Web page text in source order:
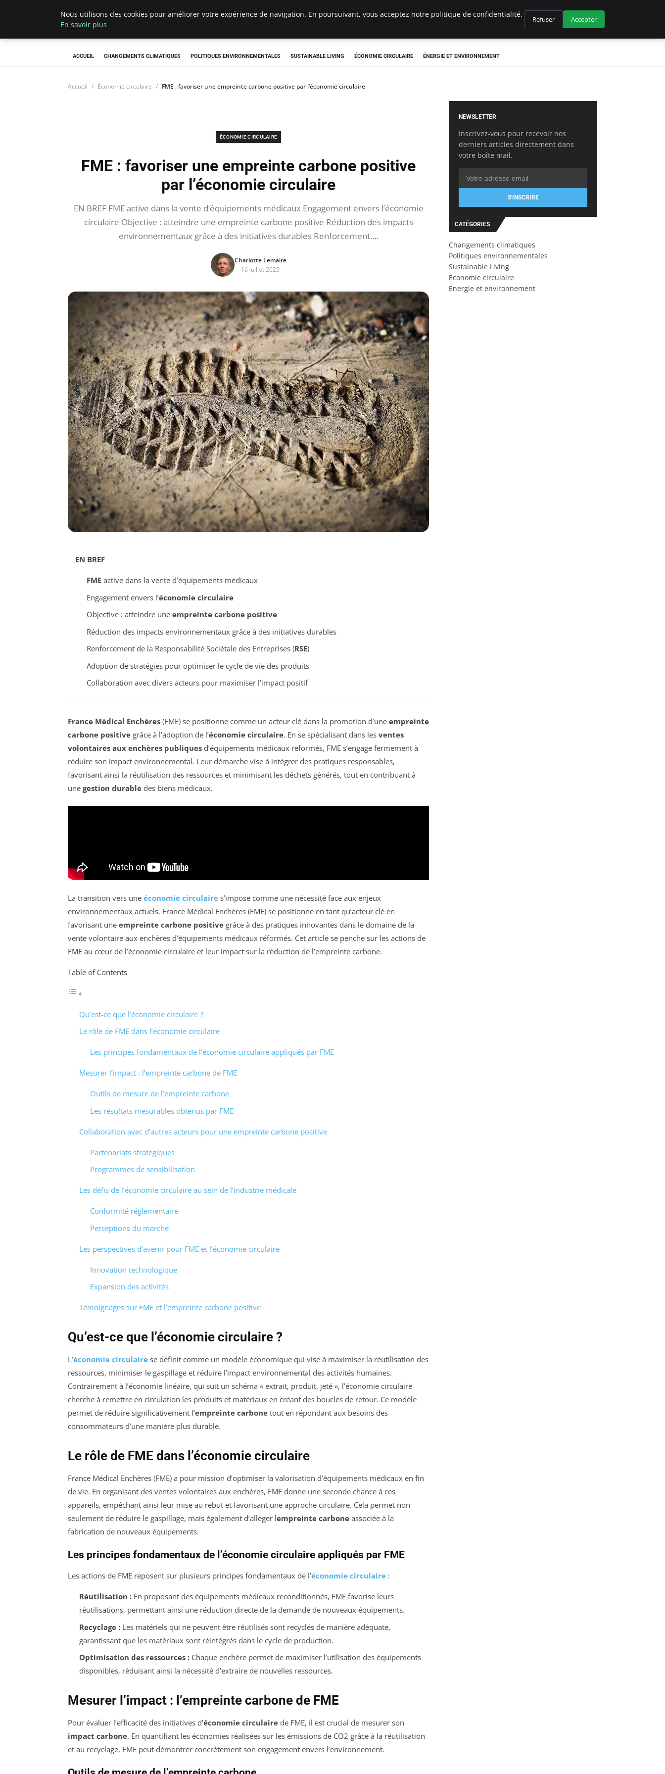
Climategatecountryclub.com
ACCUEIL CHANGEMENTS CLIMATIQUES POLITIQUES ENVIRONNEMENTALES SUSTAINABLE LIVING ÉCONOMIE CIRCULAIRE ÉNERGIE ET ENVIRONNEMENT
Accueil Économie circulaire FME : favoriser une empreinte carbone positive par l’économie circulaire
ÉCONOMIE CIRCULAIRE
FME : favoriser une empreinte carbone positive
par l’économie circulaire
EN BREF FME active dans la vente d’équipements médicaux Engagement envers l’économie
circulaire Objective : atteindre une empreinte carbone positive Réduction des impacts
environnementaux grâce à des initiatives durables Renforcement….
Charlotte Lemaire
16 juillet 2025
EN BREF
FMEactive dans la vente d’équipements médicaux
Engagement envers l’économie circulaire
Objective : atteindre une empreinte carbone positive
Réduction des impacts environnementaux grâce à des initiatives durables
Renforcement de la Responsabilité Sociétale des Entreprises (RSE)
Adoption de stratégies pour optimiser le cycle de vie des produits
Collaboration avec divers acteurs pour maximiser l’impact positif
France Médical Enchères (FME) se positionne comme un acteur clé dans la promotion d’une empreinte
carbone positive grâce à l’adoption de l’économie circulaire. En se spécialisant dans les ventes
volontaires aux enchères publiques d’équipements médicaux reformés, FME s’engage fermement à
réduire son impact environnemental. Leur démarche vise à intégrer des pratiques responsables,
favorisant ainsi la réutilisation des ressources et minimisant les déchets générés, tout en contribuant à
une gestion durable des biens médicaux.
La transition vers une économie circulaire s’impose comme une nécessité face aux enjeux
environnementaux actuels. France Médical Enchères (FME) se positionne en tant qu’acteur clé en
favorisant une empreinte carbone positive grâce à des pratiques innovantes dans le domaine de la
vente volontaire aux enchères d’équipements médicaux réformés. Cet article se penche sur les actions de
FME au cœur de l’économie circulaire et leur impact sur la réduction de l’empreinte carbone.
Table of Contents
Qu’est-ce que l’économie circulaire ?
Le rôle de FME dans l’économie circulaire
Les principes fondamentaux de l’économie circulaire appliqués par FME
Mesurer l’impact : l’empreinte carbone de FME
Outils de mesure de l’empreinte carbone
Les résultats mesurables obtenus par FME
Collaboration avec d’autres acteurs pour une empreinte carbone positive
Partenariats stratégiques
Programmes de sensibilisation
Les défis de l’économie circulaire au sein de l’industrie médicale
Conformité réglementaire
Perceptions du marché
Les perspectives d’avenir pour FME et l’économie circulaire
Innovation technologique
Expansion des activités
Témoignages sur FME et l’empreinte carbone positive
Qu’est-ce que l’économie circulaire ?
L’économie circulaire se définit comme un modèle économique qui vise à maximiser la réutilisation des
ressources, minimiser le gaspillage et réduire l’impact environnemental des activités humaines.
Contrairement à l’économie linéaire, qui suit un schéma « extrait, produit, jeté », l’économie circulaire
cherche à remettre en circulation les produits et matériaux en créant des boucles de retour. Ce modèle
permet de réduire significativement l’empreinte carbone tout en répondant aux besoins des
consommateurs d’une manière plus durable.
Le rôle de FME dans l’économie circulaire
France Médical Enchères (FME) a pour mission d’optimiser la valorisation d’équipements médicaux en fin
de vie. En organisant des ventes volontaires aux enchères, FME donne une seconde chance à ces
appareils, empêchant ainsi leur mise au rebut et favorisant une approche circulaire. Cela permet non
seulement de réduire le gaspillage, mais également d’alléger lempreinte carbone associée à la
fabrication de nouveaux équipements.
Les principes fondamentaux de l’économie circulaire appliqués par FME
Les actions de FME reposent sur plusieurs principes fondamentaux de l’économie circulaire :
Réutilisation :En proposant des équipements médicaux reconditionnés, FME favorise leurs
réutilisations, permettant ainsi une réduction directe de la demande de nouveaux équipements.
Recyclage :Les matériels qui ne peuvent être réutilisés sont recyclés de manière adéquate,
garantissant que les matériaux sont réintégrés dans le cycle de production.
Optimisation des ressources :Chaque enchère permet de maximiser l’utilisation des équipements
disponibles, réduisant ainsi la nécessité d’extraire de nouvelles ressources.
Mesurer l’impact : l’empreinte carbone de FME
Pour évaluer l’efficacité des initiatives d’économie circulaire de FME, il est crucial de mesurer son
impact carbone. En quantifiant les économies réalisées sur les émissions de CO2 grâce à la réutilisation
et au recyclage, FME peut démontrer concrètement son engagement envers l’environnement.
NEWSLETTER
Inscrivez-vous pour recevoir nos
derniers articles directement dans
votre boîte mail.
S'INSCRIRE
CATÉGORIES
Changements climatiques
Politiques environnementales
Sustainable Living
Économie circulaire
Énergie et environnement
Nous utilisons des cookies pour améliorer votre expérience de navigation. En poursuivant, vous acceptez notre politique de confidentialité.
En savoir plus
Refuser Accepter